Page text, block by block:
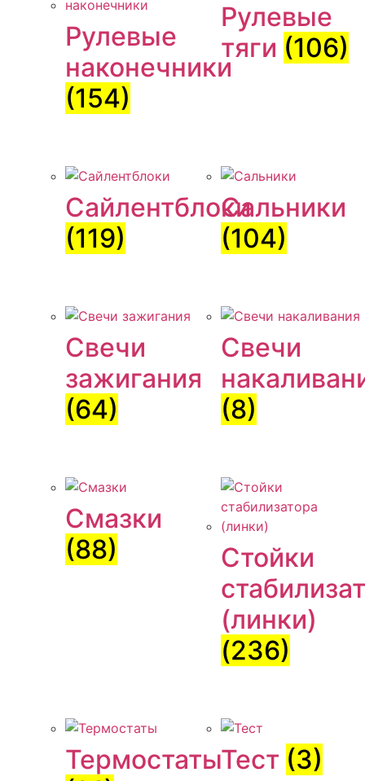
Рулевые
наконечники
(154)
Рулевые
тяги (106)
Сайлентблоки
(119)
Сальники
(104)
Свечи
зажигания
(64)
Свечи
(8)
Смазки
(88)
Стойки
(линки)
(236)
ТермостатыТест (3)